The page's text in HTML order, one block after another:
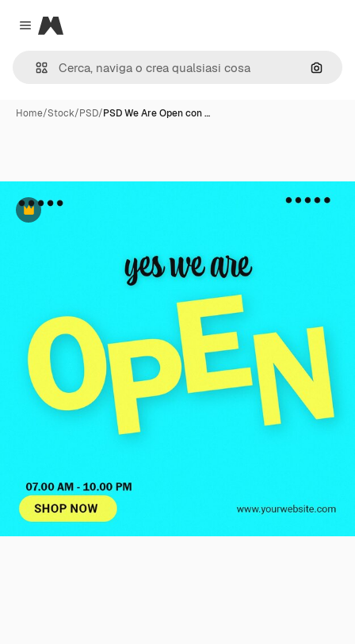
Close menu
Magnific
Cerca
Home/Stock/PSD/PSD We Are Open con …
Premium